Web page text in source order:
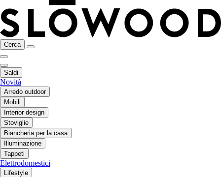
Cerca
Saldi
Novità
Arredo outdoor
Mobili
Interior design
Stoviglie
Biancheria per la casa
Illuminazione
Tappeti
Elettrodomestici
Lifestyle